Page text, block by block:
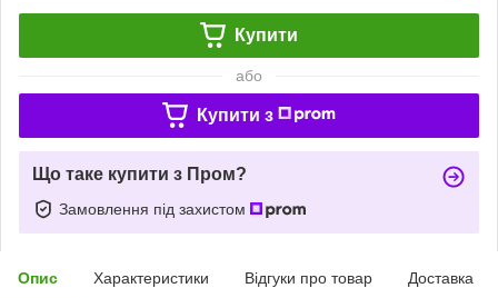
Купити
або
Купити з
Що таке купити з Пром?
Замовлення під захистом
Опис Характеристики Відгуки про товар Доставка